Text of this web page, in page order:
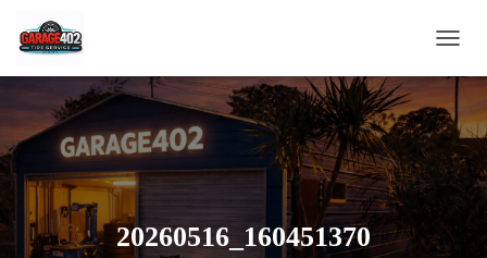
ビ
ー
シ
ョ
ン
20260516_160451370